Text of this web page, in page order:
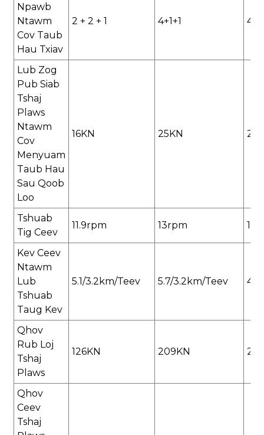
Npawb
Ntawm
Cov Taub
Hau Txiav
2 + 2 + 1 4+1+1
Lub Zog
Pub Siab
Tshaj
Plaws
Ntawm
Cov
Menyuam
Taub Hau
Sau Qoob
Loo
16KN 25KN
Tshuab
Tig Ceev
11.9rpm 13rpm
Kev Ceev
Ntawm
Lub
Tshuab
Taug Kev
5.1/3.2km/teev 5.7/3.2km/teev
Qhov
Rub Loj
Tshaj
Plaws
126KN 209KN
Qhov
Ceev
Tshaj